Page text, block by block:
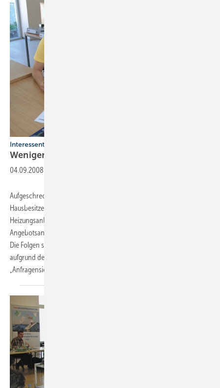
Interessenten-Anfragen effizienter prüfen und bearbeiten
Weniger Angebote, dafür mehr
04.09.2008
Aufgeschreckt von den hohen Brennstoffpreisen, wollen viele
Hausbesitzer möglichst noch in diesem Jahr eine neue
Heizungsanlage haben. Sie überschwemmen die SHK-Betriebe mit
Angebotsanfragen, die häufig aber nur dem Preisvergleich dienen.
Die Folgen sind Unzufriedenheit und drastisch sinkende Erträge
aufgrund des hohen Zeiteinsatzes. Abhilfe verspricht das
„Anfragensieb“.